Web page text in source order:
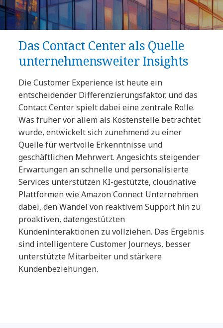
Das Contact Center als Quelle
unternehmensweiter Insights
Die Customer Experience ist heute ein
entscheidender Differenzierungsfaktor, und das
Contact Center spielt dabei eine zentrale Rolle.
Was früher vor allem als Kostenstelle betrachtet
wurde, entwickelt sich zunehmend zu einer
Quelle für wertvolle Erkenntnisse und
geschäftlichen Mehrwert. Angesichts steigender
Erwartungen an schnelle und personalisierte
Services unterstützen KI-gestützte, cloudnative
Plattformen wie Amazon Connect Unternehmen
dabei, den Wandel von reaktivem Support hin zu
proaktiven, datengestützten
Kundeninteraktionen zu vollziehen. Das Ergebnis
sind intelligentere Customer Journeys, besser
unterstützte Mitarbeiter und stärkere
Kundenbeziehungen.